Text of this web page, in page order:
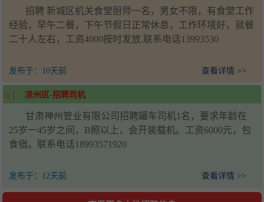
招聘 新城区机关食堂厨师一名，男女不限，有食堂工作
经验，早午二餐，下午节假日正常休息，工作环境好，就餐
二十人左右，工资4000按时发放.联系电话13993530
发布于： 10天前 查看详情 >>
凉州区-招聘司机
甘肃神州管业有限公司招聘罐车司机1名，要求年龄在
25岁一45岁之间，B照以上，会开装载机。工资6000元，包
食宿。联系电话18993571920
发布于： 12天前 查看详情 >>